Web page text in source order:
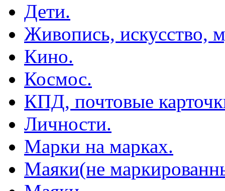
Дети.
Живопись, искусство,
Кино.
Космос.
КПД, почтовые
Личности.
Марки на марках.
Маяки(не